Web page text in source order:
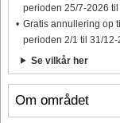
Om området
perioden 25/7-2026
Gratis annullering op
perioden 2/1 til 31/12-
Se vilkår her